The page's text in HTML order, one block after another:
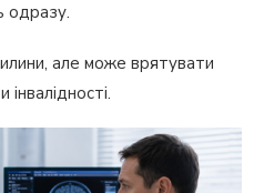
одразу.
але може врятувати